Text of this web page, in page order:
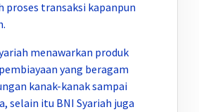
proses transaksi kapanpun
menawarkan produk
yang beragam
kanak-kanak sampai
selain itu BNI Syariah juga